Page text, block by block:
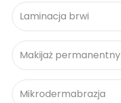
Laminacja brwi
Makijaż permanentny
Mikrodermabrazja